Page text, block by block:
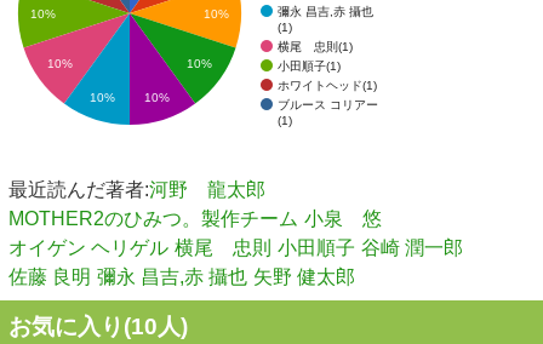
彌永 昌吉,赤 攝也
(1)
横尾 忠則(1)
小田順子(1)
ホワイトヘッド(1)
ブルース コリアー
(1)
10%
10%
10%
10%
10% 10%
最近読んだ著者:河野 龍太郎
MOTHER2のひみつ。製作チーム 小泉 悠
オイゲン ヘリゲル 横尾 忠則 小田順子 谷崎 潤一郎
佐藤 良明 彌永 昌吉,赤 攝也 矢野 健太郎
お気に入り(10人)